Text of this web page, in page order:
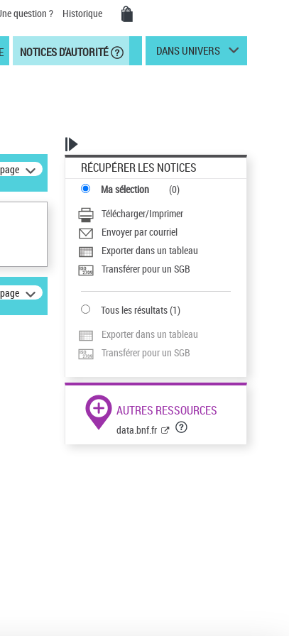
question ? Historique
NOTICES D'AUTORITÉ DANS UNIVERS
RÉCUPÉRER LES NOTICES
Ma sélection (0)
Télécharger/Imprimer
Envoyer par courriel
Exporter dans un tableau
Transférer pour un SGB
Tous les résultats(1)
Exporter dans un tableau
Transférer pour un SGB
AUTRES RESSOURCES
data.bnf.fr